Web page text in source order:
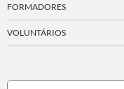
FORMADORES
VOLUNTÁRIOS